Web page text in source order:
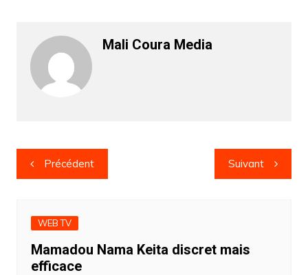
Mali Coura Media
Navigation
de
Précédent Suivant
WEB TV
Mamadou Nama Keita discret mais
efficace